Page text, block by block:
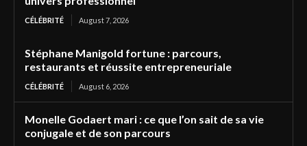
CÉLÉBRITÉ August 7, 2026
Stéphane Manigold fortune : parcours,
restaurants et réussite entrepreneuriale
CÉLÉBRITÉ August 6, 2026
Monelle Godaert mari : ce que l’on sait de sa vie
conjugale et de son parcours